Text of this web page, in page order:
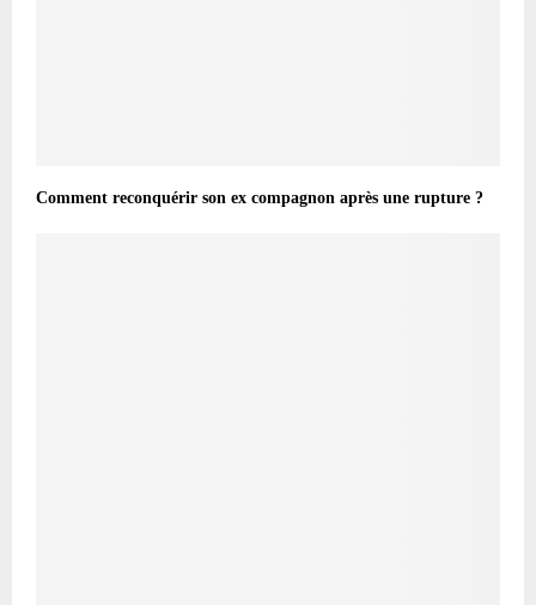
Comment reconquérir son ex compagnon après une rupture ?